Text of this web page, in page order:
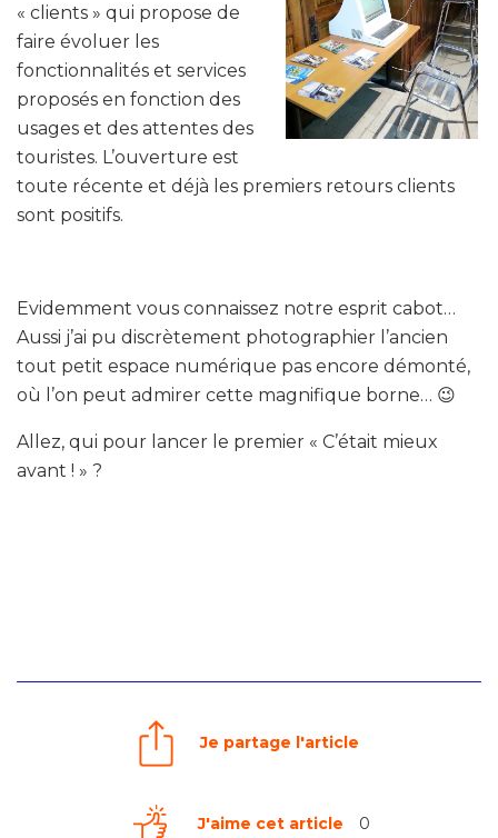
« clients » qui propose de
faire évoluer les
fonctionnalités et services
proposés en fonction des
usages et des attentes des
touristes. L’ouverture est
toute récente et déjà les premiers retours clients
sont positifs.
Evidemment vous connaissez notre esprit cabot…
Aussi j’ai pu discrètement photographier l’ancien
tout petit espace numérique pas encore démonté,
où l’on peut admirer cette magnifique borne… 😉
Allez, qui pour lancer le premier « C’était mieux
avant ! » ?
Je partage l'article
J'aime cet article 0